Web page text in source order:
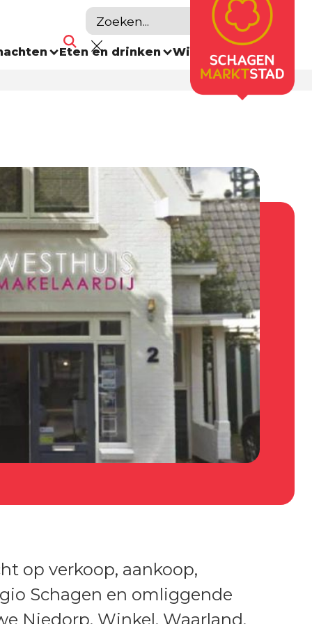
Eten en drinken Winkelen Agenda
op verkoop, aankoop,
Schagen en omliggende
Niedorp, Winkel, Waarland,